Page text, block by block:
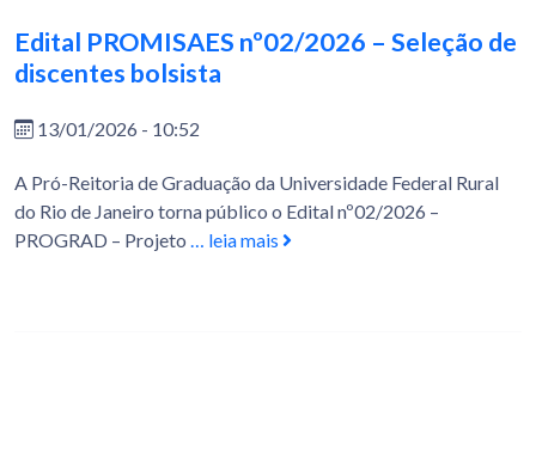
Edital PROMISAES nº02/2026 – Seleção de
discentes bolsista
13/01/2026 - 10:52
A Pró-Reitoria de Graduação da Universidade Federal Rural
do Rio de Janeiro torna público o Edital nº02/2026 –
PROGRAD – Projeto … leia mais